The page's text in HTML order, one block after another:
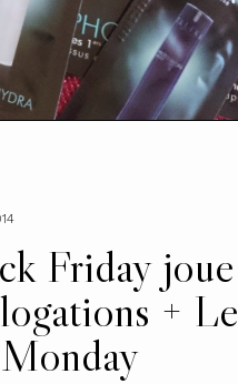
Friday joue
+ Le